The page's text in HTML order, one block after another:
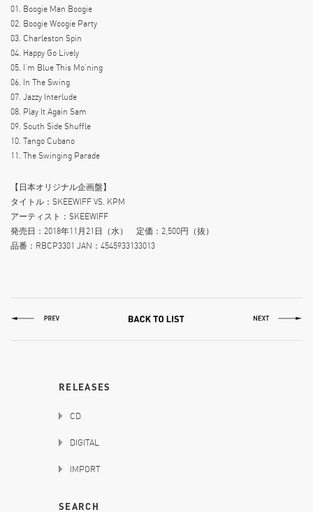
01. Boogie Man Boogie
02. Boogie Woogie Party
03. Charleston Spin
04. Happy Go Lively
05. I’m Blue This Mo’ning
06. In The Swing
07. Jazzy Interlude
08. Play It Again Sam
09. South Side Shuffle
10. Tango Cubano
11. The Swinging Parade
【日本オリジナル企画盤】
タイトル：SKEEWIFF VS. KPM
アーティスト：SKEEWIFF
発売日：2018年11月21日（水） 定価：2,500円（抜）
品番：RBCP3301 JAN：4545933133013
RELEASES
CD
DIGITAL
IMPORT
SEARCH